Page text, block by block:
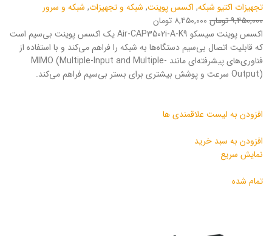
تجهیزات اکتیو شبکه, اکسس پوینت, شبکه و تجهیزات, شبکه و سرور
۹,۴۵۰,۰۰۰ تومان
۸,۴۵۰,۰۰۰ تومان
اکسس پوینت سیسکو Air-CAP3502i-A-K9 یک اکسس پوینت بی‌سیم است
که قابلیت اتصال بی‌سیم دستگاه‌ها به شبکه را فراهم می‌کند و با استفاده از
فناوری‌های پیشرفته‌ای مانند MIMO (Multiple-Input and Multiple-
Output) سرعت و پوشش بیشتری برای بستر بی‌سیم فراهم می‌کند.
افزودن به لیست علاقمندی ها
افزودن به سبد خرید
نمایش سریع
تمام شده